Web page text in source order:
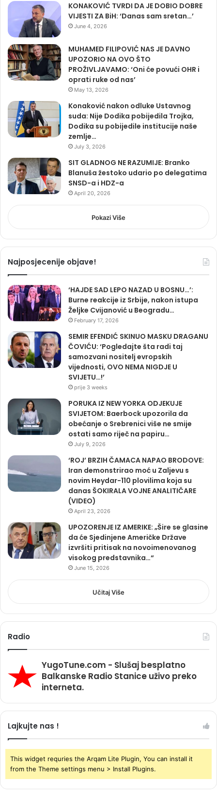
KONAKOVIĆ TVRDI DA JE DOBIO DOBRE
VIJESTI ZA BiH: ‘Danas sam sretan…’
June 4, 2026
MUHAMED FILIPOVIĆ NAS JE DAVNO
UPOZORIO NA OVO ŠTO
PROŽIVLJAVAMO: ‘Oni će povući OHR i
oprati ruke od nas’
May 13, 2026
Konaković nakon odluke Ustavnog
suda: Nije Dodika pobijedila Trojka,
Dodika su pobijedile institucije naše
zemlje…
July 3, 2026
SIT GLADNOG NE RAZUMIJE: Branko
Blanuša žestoko udario po delegatima
SNSD-a i HDZ-a
April 20, 2026
Pokazi Više
Najposjecenije objave!
‘HAJDE SAD LEPO NAZAD U BOSNU…’:
Burne reakcije iz Srbije, nakon istupa
Željke Cvijanović u Beogradu…
February 17, 2026
SEMIR EFENDIĆ SKINUO MASKU DRAGANU
ČOVIĆU: ‘Pogledajte šta radi taj
samozvani nositelj evropskih
vijednosti, OVO NEMA NIGDJE U
SVIJETU…!’
prije 3 weeks
PORUKA IZ NEW YORKA ODJEKUJE
SVIJETOM: Baerbock upozorila da
obećanje o Srebrenici više ne smije
ostati samo riječ na papiru…
July 9, 2026
‘ROJ’ BRZIH ČAMACA NAPAO BRODOVE:
Iran demonstrirao moć u Zaljevu s
novim Heydar-110 plovilima koja su
danas ŠOKIRALA VOJNE ANALITIČARE
(VIDEO)
April 23, 2026
UPOZORENJE IZ AMERIKE: „Šire se glasine
da će Sjedinjene Američke Države
izvršiti pritisak na novoimenovanog
visokog predstavnika…“
June 15, 2026
Učitaj Više
Radio
YugoTune.com - Slušaj besplatno
Balkanske Radio Stanice uživo preko
interneta.
Lajkujte nas !
This widget requries the Arqam Lite Plugin, You can install it
from the Theme settings menu > Install Plugins.